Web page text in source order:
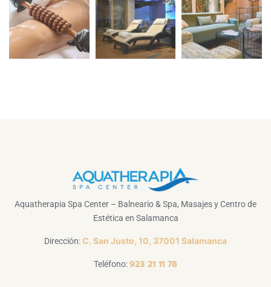
Aquatherapia Spa Center – Balneario & Spa, Masajes y Centro de
Estética en Salamanca
Dirección: C. San Justo, 10, 37001 Salamanca
Teléfono:923 21 11 78